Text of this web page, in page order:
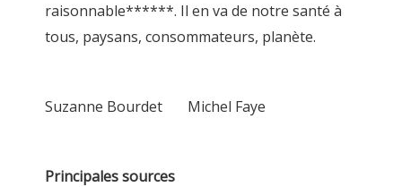
raisonnable******. Il en va de notre santé à
tous, paysans, consommateurs, planète.
Suzanne Bourdet Michel Faye
Principales sources